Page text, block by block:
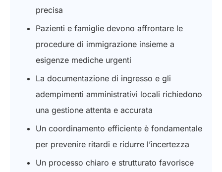
precisa
Pazienti e famiglie devono affrontare le
procedure di immigrazione insieme a
esigenze mediche urgenti
La documentazione di ingresso e gli
adempimenti amministrativi locali richiedono
una gestione attenta e accurata
Un coordinamento efficiente è fondamentale
per prevenire ritardi e ridurre l’incertezza
Un processo chiaro e strutturato favorisce